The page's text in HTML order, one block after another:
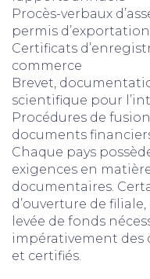
Procès-verbaux
permis d’exportation
Certificats
commerce
Brevet,
scientifique pour
Procédures de
documents
Chaque pays
exigences en
documentaires.
d’ouverture de filiale,
levée de fonds
impérativement des
et certifiés.